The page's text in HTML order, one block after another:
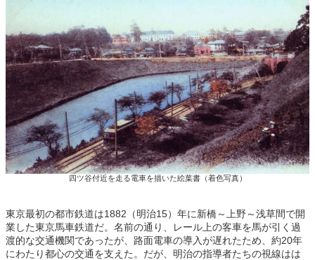
四ツ谷付近を走る電車を描いた絵葉書（着色写真）
東京最初の都市鉄道は1882（明治15）年に新橋～上野～浅草間で開
業した東京馬車鉄道だ。名前の通り、レール上の客車を馬が引く過
渡的な交通機関であったが、路面電車の導入が遅れたため、約20年
にわたり都心の交通を支えた。だが、明治の指導者たちの視線はは